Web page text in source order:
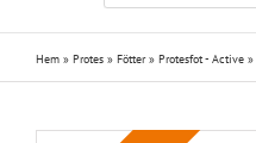
Hem » Protes » Fötter» Protesfot - Active »